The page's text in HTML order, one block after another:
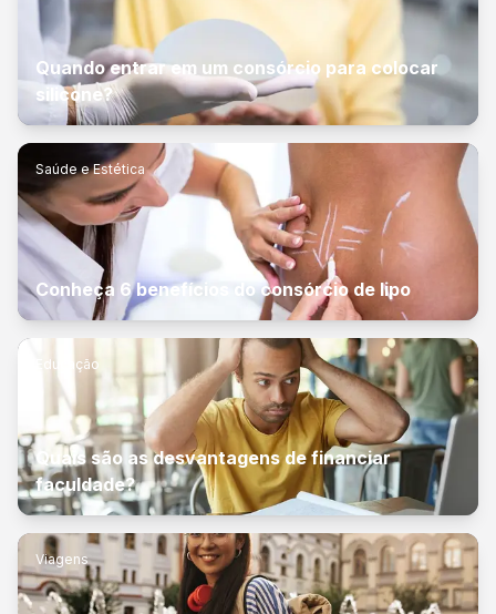
Quando entrar em um consórcio para colocar
silicone?
Saúde e Estética
Conheça 6 benefícios do consórcio de lipo
Educação
Quais são as desvantagens de financiar
faculdade?
Viagens